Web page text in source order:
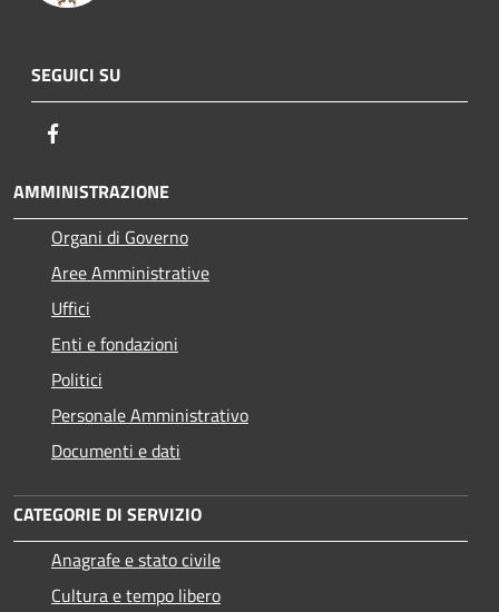
SEGUICI SU
AMMINISTRAZIONE
Organi di Governo
Aree Amministrative
Uffici
Enti e fondazioni
Politici
Personale Amministrativo
Documenti e dati
CATEGORIE DI SERVIZIO
Anagrafe e stato civile
Cultura e tempo libero